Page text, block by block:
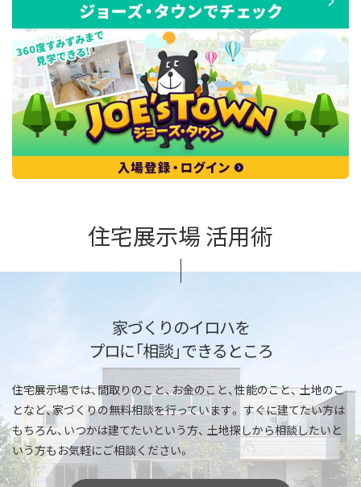
住宅展示場 活用術
家づくりのイロハを
プロに「相談」できるところ
住宅展示場では、間取りのこと、お金のこと、性能のこと、土地のこ
となど、家づくりの無料相談を行っています。 すぐに建てたい方は
もちろん、いつかは建てたいという方、 土地探しから相談したいと
いう方もお気軽にご相談ください。